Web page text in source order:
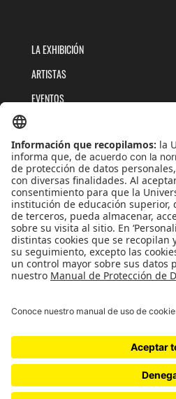
LA EXHIBICIÓN
ARTISTAS
EVENTOS
QUIÉNES SOMOS
POLÍTICAS DE TRATAMIENTOS DE DATOS
TÉRMINOS Y CONDICIONES
Universidad de los Andes | Vigilada MinEducación